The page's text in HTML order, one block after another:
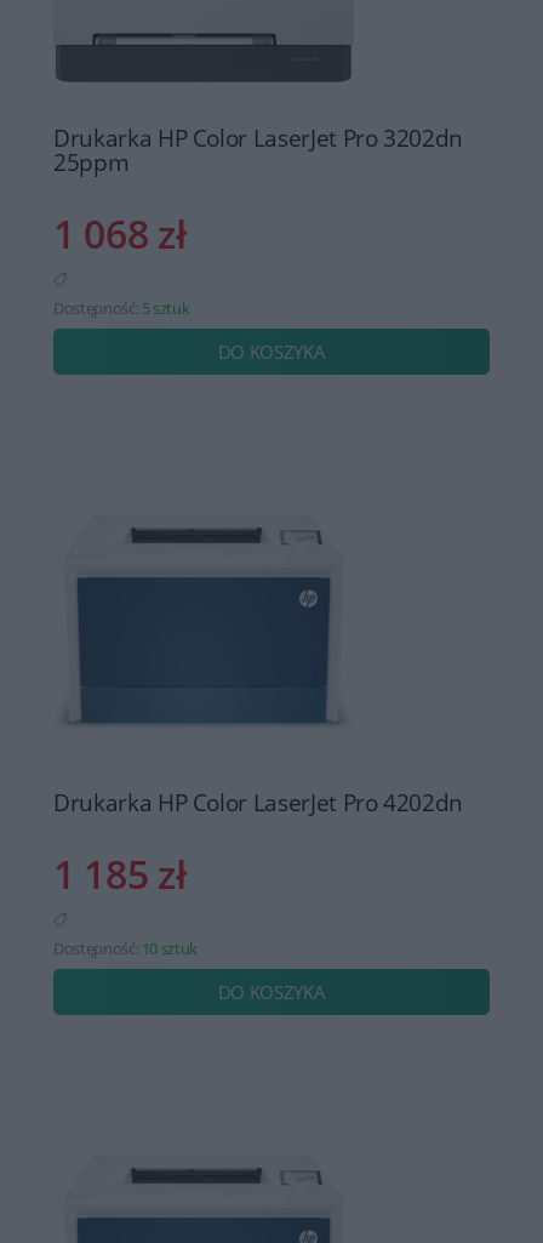
Drukarka HP Color LaserJet Pro 3202dn
25ppm
1 068 zł
Dostępność: 5 sztuk
DO KOSZYKA
Drukarka HP Color LaserJet Pro 4202dn
1 185 zł
Dostępność: 10 sztuk
DO KOSZYKA